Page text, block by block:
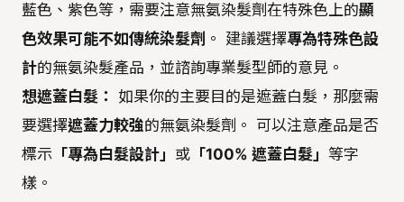
藍色、紫色等，需要注意無氨染髮劑在特殊色上的顯
色效果可能不如傳統染髮劑 。 建議選擇專為特殊色設
計的無氨染髮產品，並諮詢專業髮型師的意見。
想遮蓋白髮： 如果你的主要目的是遮蓋白髮，那麼需
要選擇遮蓋力較強的無氨染髮劑。 可以注意產品是否
標示 「專為白髮設計」 或 「100% 遮蓋白髮」 等字
樣。